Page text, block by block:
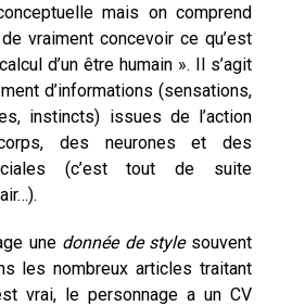
mais on comprend
vraiment concevoir ce qu’est
d’un être humain ». Il s’agit
d’informations (sensations,
instincts) issues de l’action
des neurones et des
(c’est tout de suite
une donnée de stylesouvent
les nombreux articles traitant
vrai, le personnage a un CV